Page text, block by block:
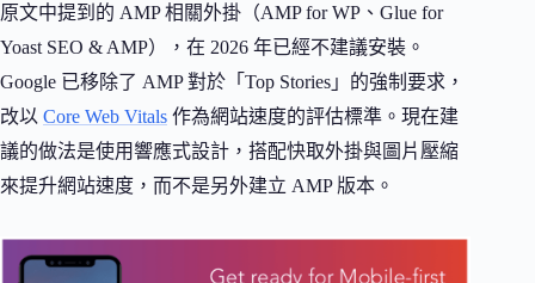
原文中提到的 AMP 相關外掛（AMP for WP、Glue for
Yoast SEO & AMP），在 2026 年已經不建議安裝。
Google 已移除了 AMP 對於「Top Stories」的強制要求，
改以 Core Web Vitals 作為網站速度的評估標準。現在建
議的做法是使用響應式設計，搭配快取外掛與圖片壓縮
來提升網站速度，而不是另外建立 AMP 版本。